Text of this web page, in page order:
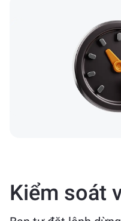
Kiểm soát